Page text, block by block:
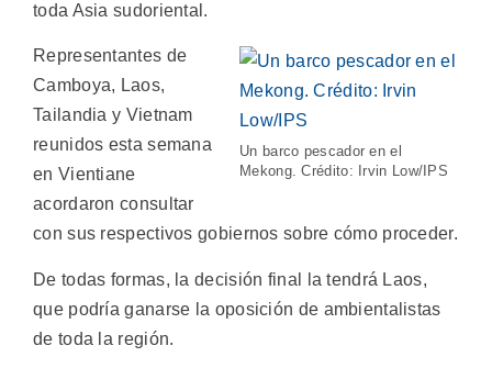
toda Asia sudoriental.
Un barco pescador en el
Mekong. Crédito: Irvin Low/IPS
Representantes de
Camboya, Laos,
Tailandia y Vietnam
reunidos esta semana
en Vientiane
acordaron consultar
con sus respectivos gobiernos sobre cómo proceder.
De todas formas, la decisión final la tendrá Laos,
que podría ganarse la oposición de ambientalistas
de toda la región.